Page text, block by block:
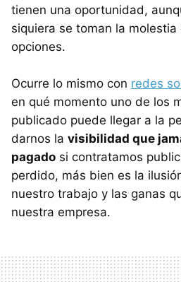
tienen una oportunidad,
siquiera se toman la molestia
opciones.
Ocurre lo mismo con redes
en qué momento uno de los
publicado puede llegar a la
darnos la visibilidad que
pagado si contratamos
perdido, más bien es la
nuestro trabajo y las ganas
nuestra empresa.